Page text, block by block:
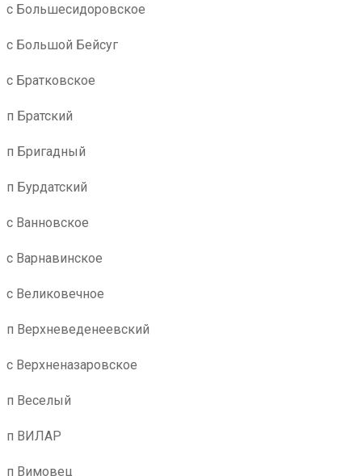
с Большесидоровское
с Большой Бейсуг
с Братковское
п Братский
п Бригадный
п Бурдатский
с Ванновское
с Варнавинское
с Великовечное
п Верхневеденеевский
с Верхненазаровское
п Веселый
п ВИЛАР
п Вимовец